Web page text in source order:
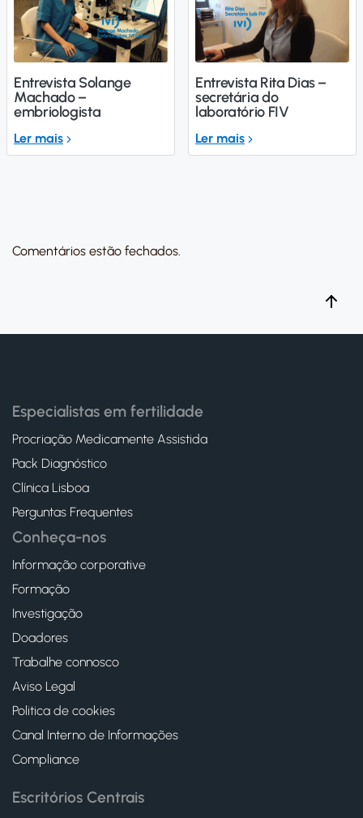
Entrevista Solange
Machado –
embriologista
Ler mais
Entrevista Rita Dias –
secretária do
laboratório FIV
Ler mais
Comentários estão fechados.
Especialistas em fertilidade
Procriação Medicamente Assistida
Pack Diagnóstico
Clínica Lisboa
Perguntas Frequentes
Conheça-nos
Informação corporative
Formação
Investigação
Doadores
Trabalhe connosco
Aviso Legal
Politica de cookies
Canal Interno de Informações
Compliance
Escritórios Centrais